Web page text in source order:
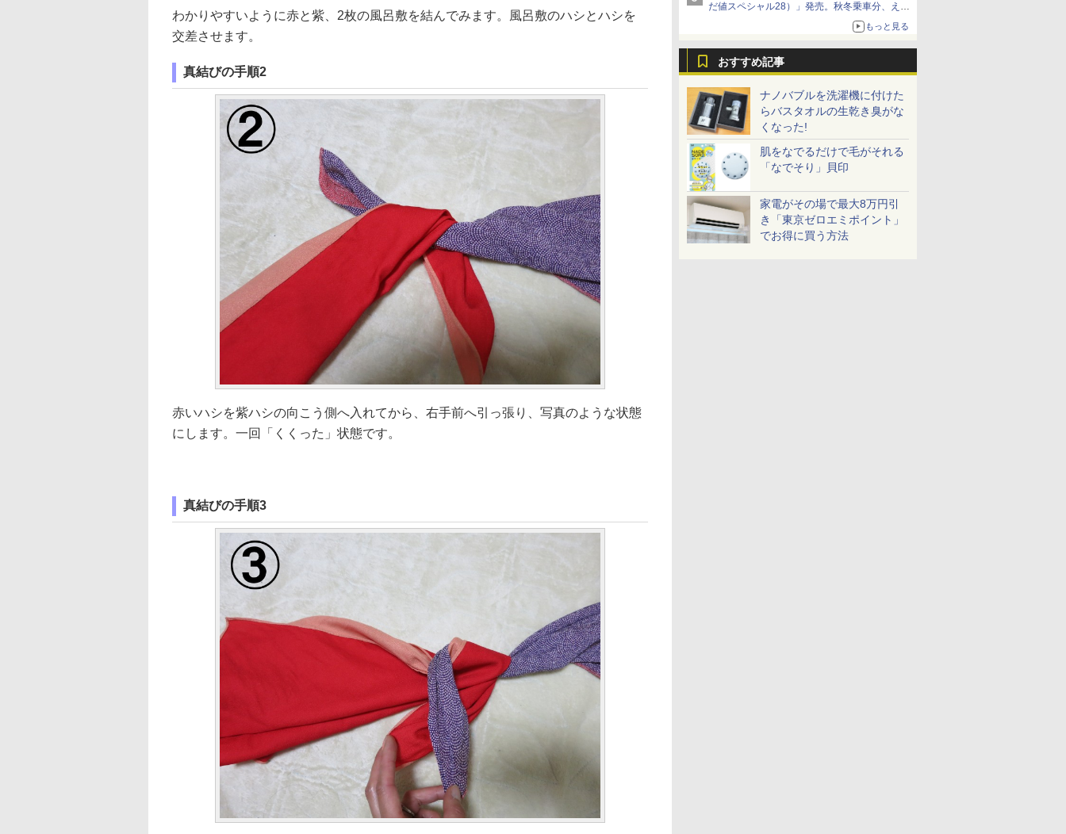
だ値スペシャル28）」発売。秋冬乗車分、えき
もっと見る
おすすめ記事
ナノバブルを洗濯機に付けた
らバスタオルの生乾き臭がな
くなった!
肌をなでるだけで毛がそれる
「なでそり」貝印
家電がその場で最大8万円引
き「東京ゼロエミポイント」
でお得に買う方法
わかりやすいように赤と紫、2枚の風呂敷を結んでみます。風呂敷のハシとハシを
交差させます。
真結びの手順2
赤いハシを紫ハシの向こう側へ入れてから、右手前へ引っ張り、写真のような状態
にします。一回「くくった」状態です。
真結びの手順3